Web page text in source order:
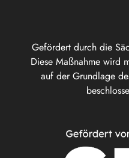
Gefördert durch die
Diese Maßnahme wird
auf der Grundlage